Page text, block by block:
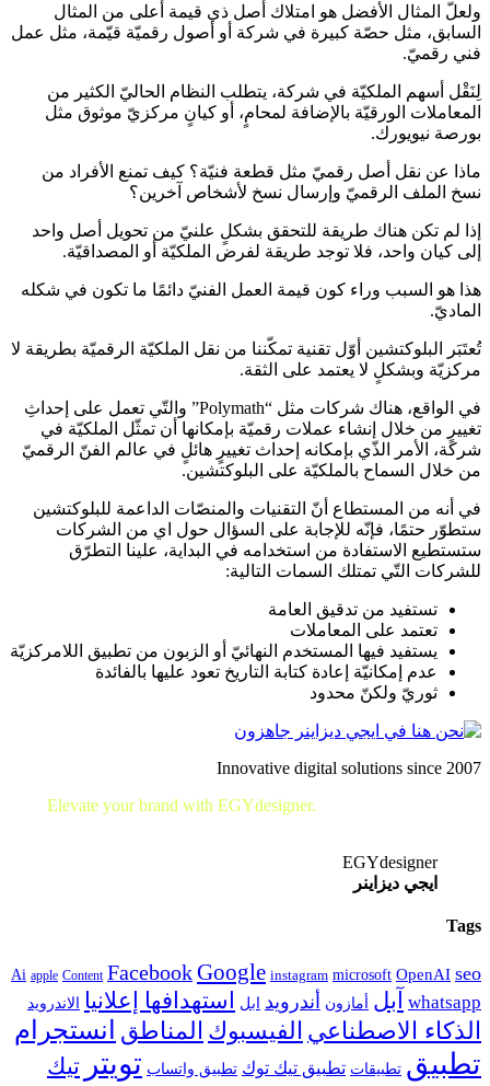
ولعلّ المثال الأفضل هو امتلاك أصل ذي قيمة أعلى من المثال
السابق، مثل حصّة كبيرة في شركة أو أصول رقميّة قيّمة، مثل عمل
فني رقميّ.
لِنَقْل أسهم الملكيّة في شركة، يتطلب النظام الحاليّ الكثير من
المعاملات الورقيّة بالإضافة لمحامٍ، أو كيانٍ مركزيّ موثوق مثل
بورصة نيويورك.
ماذا عن نقل أصل رقميّ مثل قطعة فنيّة؟ كيف تمنع الأفراد من
نسخ الملف الرقميّ وإرسال نسخ لأشخاص آخرين؟
إذا لم تكن هناك طريقة للتحقق بشكلٍ علنيّ من تحويل أصل واحد
إلى كيان واحد، فلا توجد طريقة لفرض الملكيّة أو المصداقيّة.
هذا هو السبب وراء كون قيمة العمل الفنيّ دائمًا ما تكون في شكله
الماديّ.
تُعتَبَر البلوكتشين أوّل تقنية تمكّننا من نقل الملكيّة الرقميّة بطريقة لا
مركزيّة وبشكلٍ لا يعتمد على الثقة.
في الواقع، هناك شركات مثل “Polymath” والتّي تعمل على إحداثِ
تغييرٍ من خلال إنشاء عملات رقميّة بإمكانها أن تمثّل الملكيّة في
شركة، الأمر الذّي بإمكانه إحداث تغييرٍ هائلٍ في عالم الفنّ الرقميّ
من خلال السماح بالملكيّة على البلوكتشين.
في أنه من المستطاع أنّ التقنيات والمنصّات الداعمة للبلوكتشين
ستطوّر حتمًا، فإنّه للإجابة على السؤال حول اي من الشركات
ستستطيع الاستفادة من استخدامه في البداية، علينا التطرّق
للشركات التّي تمتلك السمات التالية:
تستفيد من تدقيق العامة
تعتمد على المعاملات
يستفيد فيها المستخدم النهائيّ أو الزبون من تطبيق اللامركزيّة
عدم إمكانيّة إعادة كتابة التاريخ تعود عليها بالفائدة
ثوريّ ولكنّ محدود
Innovative digital solutions since 2007
Elevate your brand with EGYdesigner.
EGYdesigner
ايجي ديزاينر
Tags
Ai apple Content FacebookGoogle instagram microsoft OpenAI seo
whatsapp آبل أمازون أندرويد ابل استهدافها إعلانيا الاندرويد
الذكاء الاصطناعي الفيسبوك المناطق انستجرام
تطبيق تطبيقات تطبيق تيك توك تطبيق واتساب تويتر تيك